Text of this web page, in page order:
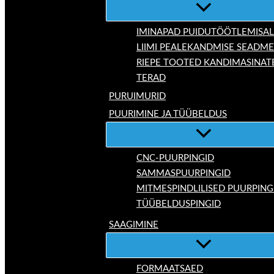
IMINAPAD
LIIMI PEALEKANDMISE
RIEPE TOOTED
TERAD
PURUIMURID
PUURIMINE JA TÜÜBELDUS
CNC-PUURPINGID
SAMMASPUURPINGID
MITMESPINDLILISED
TÜÜBELDUSPINGID
SAAGIMINE
FORMAATSAED